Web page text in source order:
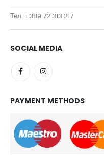
Тел. +389 72 313 217
SOCIAL MEDIA
PAYMENT METHODS